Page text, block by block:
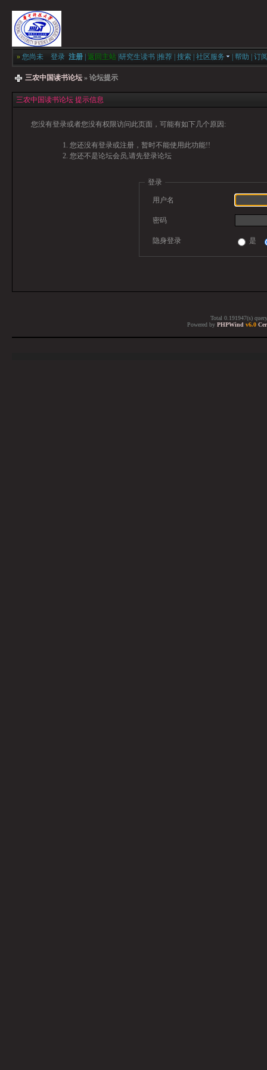
» 您尚未 登录 注册 返回主站 研究生读书 推荐 搜索 社区服务 帮助 订
三农中国读书论坛 » 论坛提示
三农中国读书论坛 提示信息
您没有登录或者您没有权限访问此页面，可能有如下几个原因:
您还没有登录或注册，暂时不能使用此功能!!
您还不是论坛会员,请先登录论坛
登录
用户名
密码
隐身登录 是
Total 0.191947(s)
Powered by PHPWind v6.0